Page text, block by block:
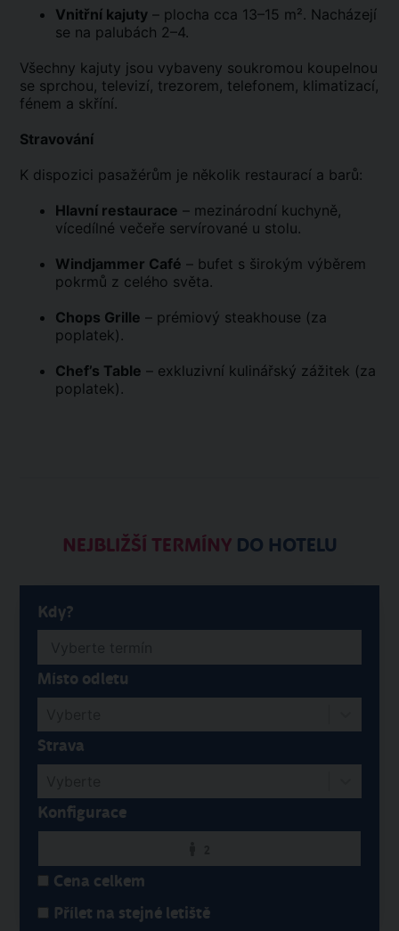
Vnitřní kajuty – plocha cca 13–15 m². Nacházejí
se na palubách 2–4.
Všechny kajuty jsou vybaveny soukromou koupelnou
se sprchou, televizí, trezorem, telefonem, klimatizací,
fénem a skříní.
Stravování
K dispozici pasažérům je několik restaurací a barů:
Hlavní restaurace – mezinárodní kuchyně,
vícedílné večeře servírované u stolu.
Windjammer Café – bufet s širokým výběrem
pokrmů z celého světa.
Chops Grille – prémiový steakhouse (za
poplatek).
Chef’s Table – exkluzivní kulinářský zážitek (za
poplatek).
NEJBLIŽŠÍ TERMÍNYDO HOTELU
Kdy?
Místo odletu
Strava
Konfigurace
Cena celkem
Přílet na stejné letiště